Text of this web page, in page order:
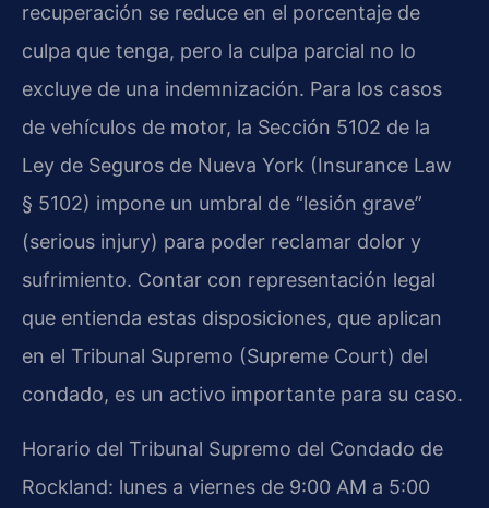
recuperación se reduce en el porcentaje de
culpa que tenga, pero la culpa parcial no lo
excluye de una indemnización. Para los casos
de vehículos de motor, la Sección 5102 de la
Ley de Seguros de Nueva York (Insurance Law
§ 5102) impone un umbral de “lesión grave”
(serious injury) para poder reclamar dolor y
sufrimiento. Contar con representación legal
que entienda estas disposiciones, que aplican
en el Tribunal Supremo (Supreme Court) del
condado, es un activo importante para su caso.
Horario del Tribunal Supremo del Condado de
Rockland: lunes a viernes de 9:00 AM a 5:00